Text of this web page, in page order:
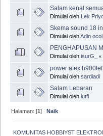
Salam kenal
Dimulai oleh Lek
Skema sound 18
Dimulai olehAdin ocol
PENGHAPUSAN
Dimulai oleh isurG_ «
power afex h900tef
Dimulai oleh sardiadi
Salam Lebaran
Dimulai oleh lutfi
Halaman: [1]Naik
KOMUNITAS HOBBIYST